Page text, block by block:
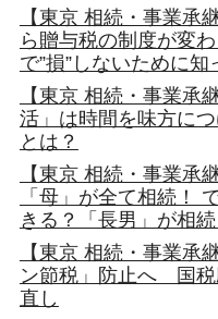
【東京 相続・事業承
ら贈与税の制度が変
で”損”しないために
【東京 相続・事業承
活」は時間を味方に
とは？
【東京 相続・事業承
「母」が全て相続！
きる？「長男」が相
【東京 相続・事業承
ン節税」防止へ 国税
直し